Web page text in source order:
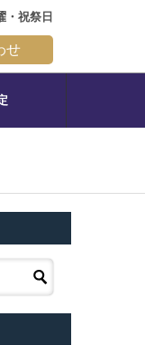
・祝祭日
せ